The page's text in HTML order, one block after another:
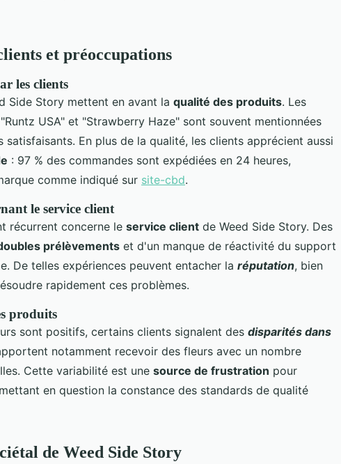
et préoccupations
les clients
Side Story mettent en avant la qualité des produits. Les
USA" et "Strawberry Haze" sont souvent mentionnées
En plus de la qualité, les clients apprécient aussi
: 97 % des commandes sont expédiées en 24 heures,
comme indiqué sur site-cbd.
le service client
récurrent concerne le service client de Weed Side Story. Des
prélèvements et d'un manque de réactivité du support
De telles expériences peuvent entacher la réputation, bien
rapidement ces problèmes.
produits
sont positifs, certains clients signalent des disparités dans
notamment recevoir des fleurs avec un nombre
Cette variabilité est une source de frustration pour
en question la constance des standards de qualité
de Weed Side Story